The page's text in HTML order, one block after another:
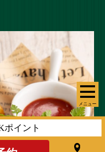
メニュー
ポイント